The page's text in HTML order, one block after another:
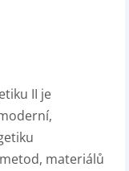
II je
materiálů